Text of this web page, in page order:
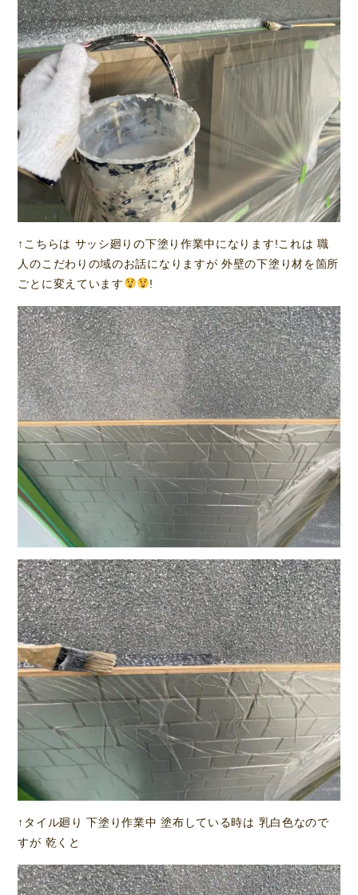
↑こちらは サッシ廻りの下塗り作業中になります!これは 職
人のこだわりの域のお話になりますが 外壁の下塗り材を箇所
ごとに変えています
!
↑タイル廻り 下塗り作業中 塗布している時は 乳白色なので
すが 乾くと